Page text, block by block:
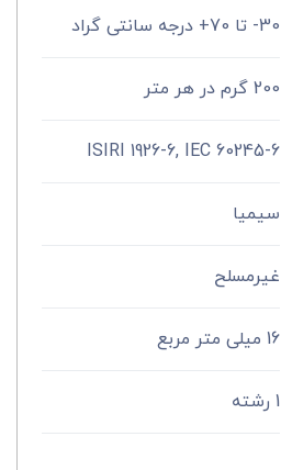
30- تا 70+ درجه سانتی گراد
200 گرم در هر متر
ISIRI 1926-6, IEC 60245-6
سیمیا
غیرمسلح
16 میلی متر مربع
1 رشته